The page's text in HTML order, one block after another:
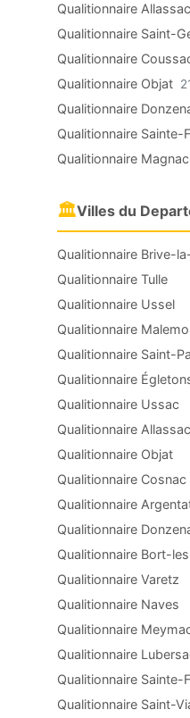
Qualitionnaire Allassac
Qualitionnaire Saint-
Qualitionnaire
Qualitionnaire Objat
Qualitionnaire
Qualitionnaire Sainte-
Qualitionnaire
🏛Villes du
Qualitionnaire Brive-
Qualitionnaire Tulle
Qualitionnaire Ussel
Qualitionnaire
Qualitionnaire Saint-
Qualitionnaire
Qualitionnaire Ussac
Qualitionnaire Allassac
Qualitionnaire Objat
Qualitionnaire Cosnac
Qualitionnaire
Qualitionnaire
Qualitionnaire Bort-
Qualitionnaire Varetz
Qualitionnaire Naves
Qualitionnaire
Qualitionnaire
Qualitionnaire Sainte-
Qualitionnaire Saint-